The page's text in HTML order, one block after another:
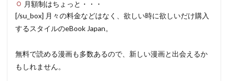
月額制はちょっと・・・
[/su_box] 月々の料金などはなく、欲しい時に欲しいだけ購入
するスタイルのeBook Japan。
無料で読める漫画も多数あるので、新しい漫画と出会えるか
もしれません。